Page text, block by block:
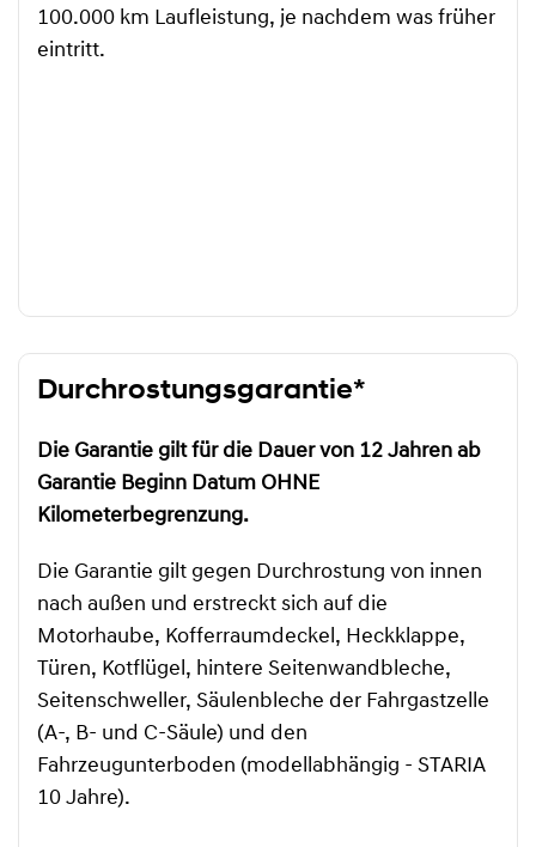
100.000 km Laufleistung, je nachdem was früher
eintritt.
Durchrostungsgarantie*
Die Garantie gilt für die Dauer von 12 Jahren ab
Garantie Beginn Datum OHNE
Kilometerbegrenzung.
Die Garantie gilt gegen Durchrostung von innen
nach außen und erstreckt sich auf die
Motorhaube, Kofferraumdeckel, Heckklappe,
Türen, Kotflügel, hintere Seitenwandbleche,
Seitenschweller, Säulenbleche der Fahrgastzelle
(A-, B- und C-Säule) und den
Fahrzeugunterboden (modellabhängig - STARIA
10 Jahre).